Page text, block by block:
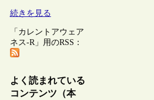
続きを見る
「カレントアウェア
ネス-R」用のRSS：
よく読まれている
コンテンツ（本